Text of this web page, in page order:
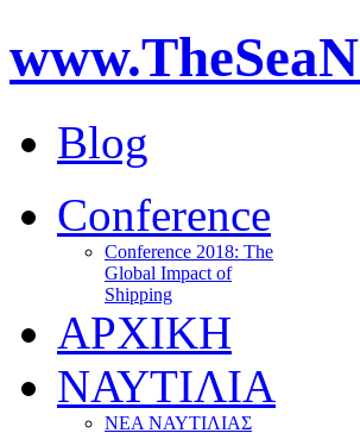
Blog
Conference
Conference 2018: The
Global Impact of
Shipping
ΑΡΧΙΚΗ
ΝΑΥΤΙΛΙΑ
ΝΕΑ ΝΑΥΤΙΛΙΑΣ